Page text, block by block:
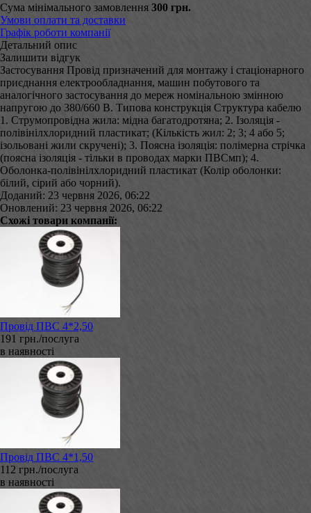
Сума мінімального замовлення 300 грн.
Умови оплати та доставки
Графік роботи компанії
Детальний опис
Залишити відгук
Застосування Провід призначений для монтажу і стаціонарного
приєднання електрообладнання, машин побутового та
аналогічного застосування до мереж номінальною змінною
напругою до 380/660 В. Типова конструкція Структура кабелю
1. Струмопровідна жила: мідна багатодротяна; 2. Ізоляція -
полівінілхлоридний пластикат; (Кількість жил: 2; 3; 4 або 5;
ізольовані жили скручені); 3. Поясна ізоляція: полімерна стрічка
(поясна ізоляція - тільки в проводах марки ПВСмп); 4.
Оболонка-полівінілхлоридний пластикат (Колір оболонки:
білий, сірий або чорний).
Доданий: 23 червня 2026, 06:22
Оновлений: 23 червня 2026, 06:22
Схожі товари компанії:
Провід ПВС 4*2,50
191 грн./послуга
в наявності
Провід ПВС 4*1,50
112 грн./послуга
в наявності